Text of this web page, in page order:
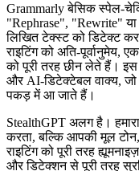
Grammarly बेसिक स्पेल-
"Rephrase", "Rewrite"
लिखित टेक्स्ट को डिटेक्ट
राइटिंग को अति-पूर्वानुमेय,
को पूरी तरह छीन लेते हैं। इस
और AI-डिटेक्टेबल वाक्य,
पकड़ में आ जाते हैं।
StealthGPT अलग है।
करता, बल्कि आपकी मूल
राइटिंग को पूरी तरह
और डिटेक्शन से पूरी तरह